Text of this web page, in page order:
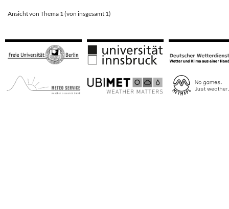
Ansicht von Thema 1 (von insgesamt 1)